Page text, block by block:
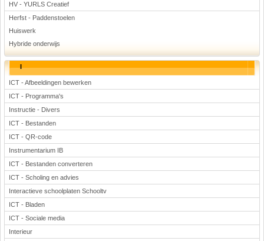
HV - YURLS Creatief
Herfst - Paddenstoelen
Huiswerk
Hybride onderwijs
I
ICT - Afbeeldingen bewerken
ICT - Programma's
Instructie - Divers
ICT - Bestanden
ICT - QR-code
Instrumentarium IB
ICT - Bestanden converteren
ICT - Scholing en advies
Interactieve schoolplaten Schooltv
ICT - Bladen
ICT - Sociale media
Interieur